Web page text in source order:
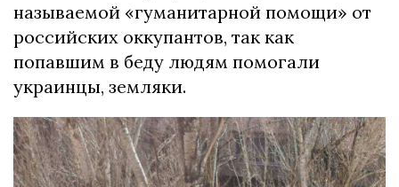
называемой «гуманитарной помощи» от
российских оккупантов, так как
попавшим в беду людям помогали
украинцы, земляки.